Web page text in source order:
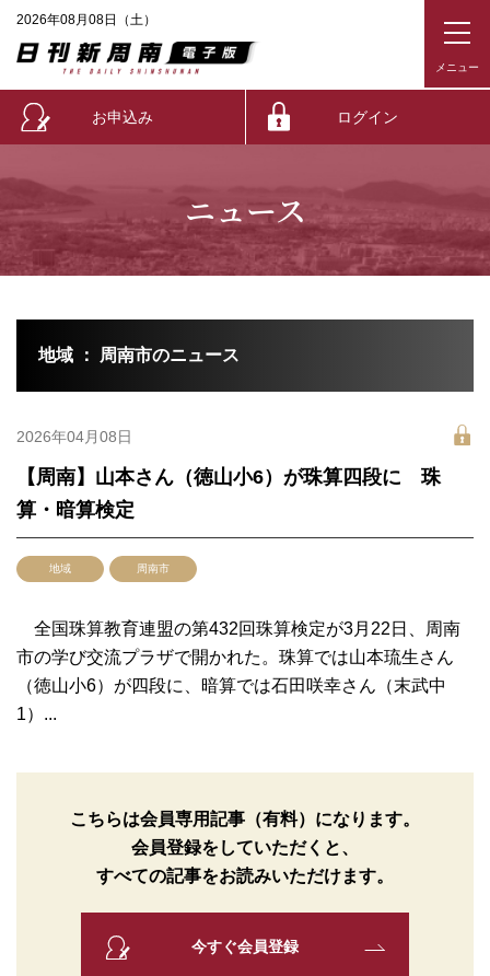
2026年08月08日（土）
お申込み ログイン
ニュース
地域 ： 周南市のニュース
2026年04月08日
【周南】山本さん（徳山小6）が珠算四段に 珠
算・暗算検定
地域 周南市
全国珠算教育連盟の第432回珠算検定が3月22日、周南
市の学び交流プラザで開かれた。珠算では山本琉生さん
（徳山小6）が四段に、暗算では石田咲幸さん（末武中
1）...
こちらは会員専用記事（有料）になります。
会員登録をしていただくと、
すべての記事をお読みいただけます。
今すぐ会員登録